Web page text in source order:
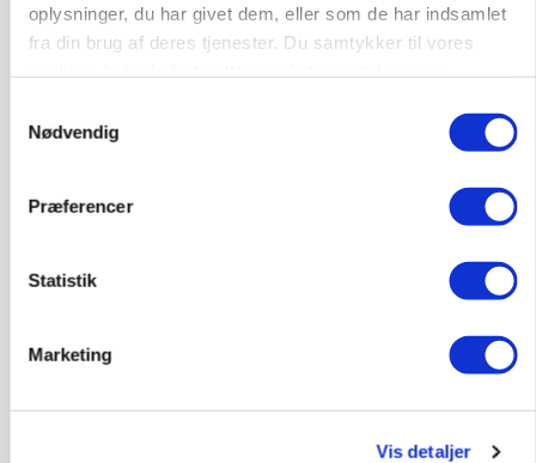
oplysninger, du har givet dem, eller som de har indsamlet
fra din brug af deres tjenester. Du samtykker til vores
Nødvendig
Præferencer
Statistik
Marketing
Vis detaljer
Klimastald